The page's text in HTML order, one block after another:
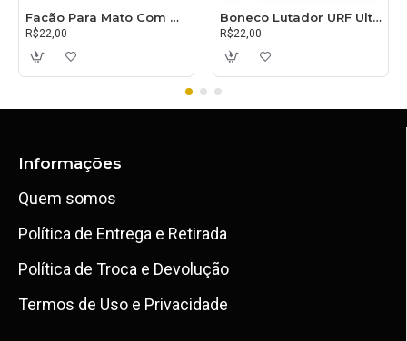
Facão Para Mato Com Cabo 30cm
R$22,00
Boneco Lutador URF Ultimate
R$22,00
Informações
Quem somos
Política de Entrega e Retirada
Política de Troca e Devolução
Termos de Uso e Privacidade